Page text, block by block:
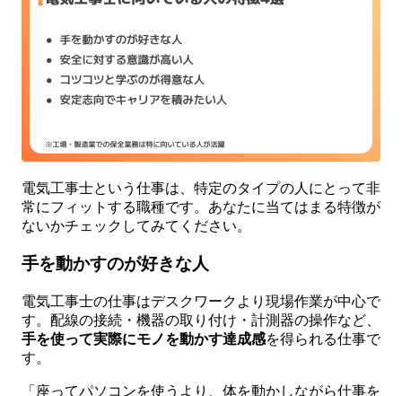
電気工事士という仕事は、特定のタイプの人にとって非
常にフィットする職種です。あなたに当てはまる特徴が
ないかチェックしてみてください。
手を動かすのが好きな人
電気工事士の仕事はデスクワークより現場作業が中心で
す。配線の接続・機器の取り付け・計測器の操作など、
手を使って実際にモノを動かす達成感を得られる仕事で
す。
「座ってパソコンを使うより、体を動かしながら仕事を